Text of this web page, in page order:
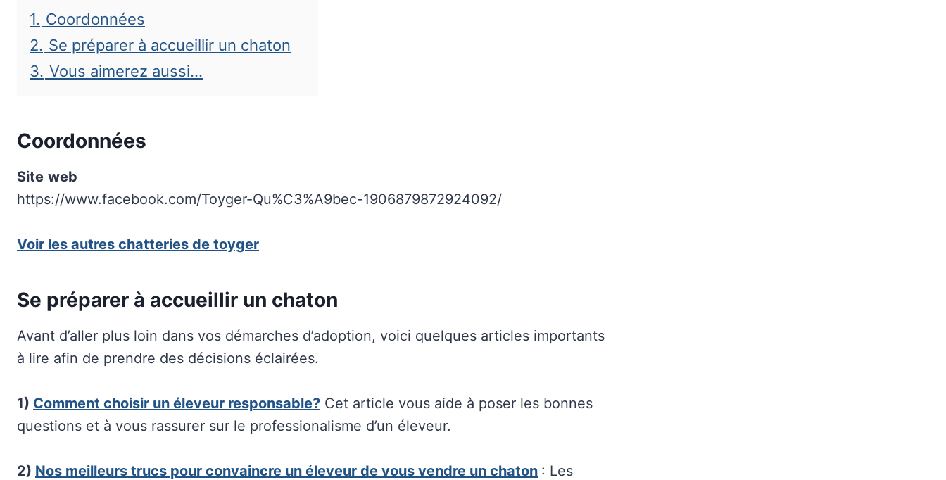
1. Coordonnées
2. Se préparer à accueillir un chaton
3. Vous aimerez aussi…
Coordonnées
Site web
https://www.facebook.com/Toyger-Qu%C3%A9bec-1906879872924092/
Voir les autres chatteries de toyger
Se préparer à accueillir un chaton
Avant d’aller plus loin dans vos démarches d’adoption, voici quelques articles importants
à lire afin de prendre des décisions éclairées.
1) Comment choisir un éleveur responsable? Cet article vous aide à poser les bonnes
questions et à vous rassurer sur le professionalisme d’un éleveur.
2) Nos meilleurs trucs pour convaincre un éleveur de vous vendre un chaton : Les